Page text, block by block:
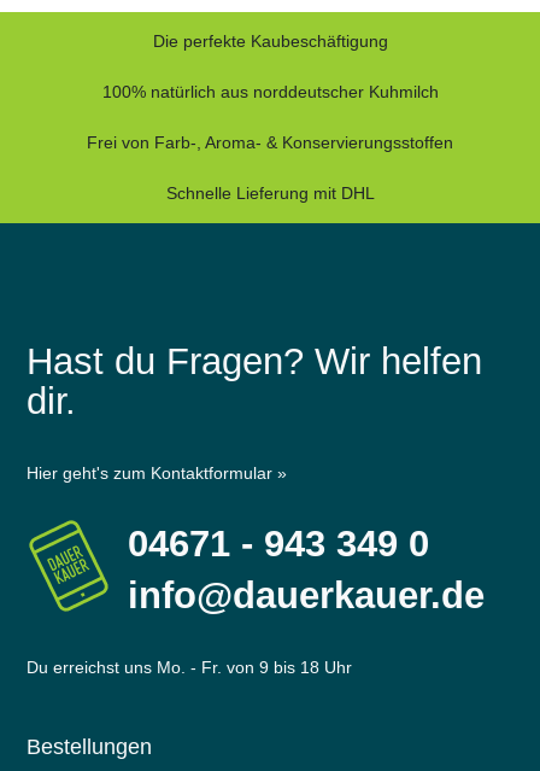
Die perfekte Kaubeschäftigung
100% natürlich aus norddeutscher Kuhmilch
Frei von Farb-, Aroma- & Konservierungsstoffen
Schnelle Lieferung mit DHL
Hast du Fragen? Wir helfen
dir.
Hier geht's zum Kontaktformular »
04671 - 943 349 0
info@dauerkauer.de
Du erreichst uns Mo. - Fr. von 9 bis 18 Uhr
Bestellungen